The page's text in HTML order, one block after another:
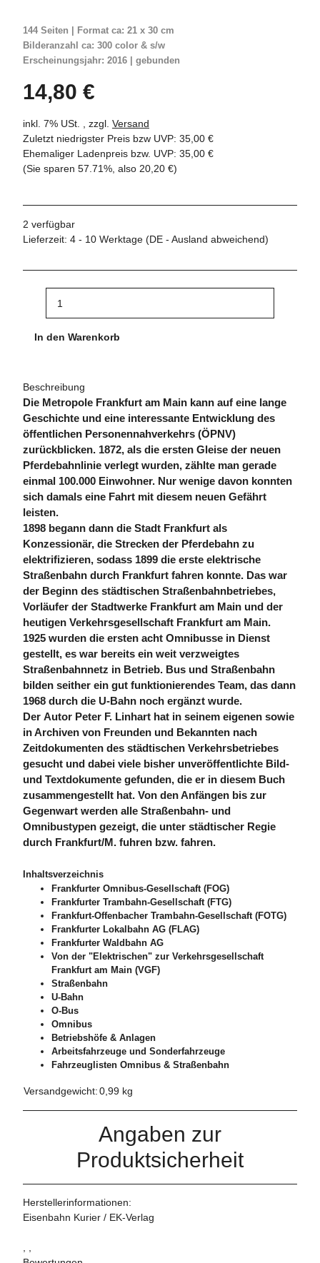
144 Seiten | Format ca: 21 x 30 cm
Bilderanzahl ca: 300 color & s/w
Erscheinungsjahr: 2016 | gebunden
14,80 €
inkl. 7% USt. , zzgl. Versand
Zuletzt niedrigster Preis bzw UVP: 35,00 €
Ehemaliger Ladenpreis bzw. UVP: 35,00 €
(Sie sparen 57.71%, also 20,20 €)
2 verfügbar
Lieferzeit: 4 - 10 Werktage (DE - Ausland abweichend)
In den Warenkorb
Beschreibung
Die Metropole Frankfurt am Main kann auf eine lange
Geschichte und eine interessante Entwicklung des
öffentlichen Personennahverkehrs (ÖPNV)
zurückblicken. 1872, als die ersten Gleise der neuen
Pferdebahnlinie verlegt wurden, zählte man gerade
einmal 100.000 Einwohner. Nur wenige davon konnten
sich damals eine Fahrt mit diesem neuen Gefährt
leisten.
1898 begann dann die Stadt Frankfurt als
Konzessionär, die Strecken der Pferdebahn zu
elektrifizieren, sodass 1899 die erste elektrische
Straßenbahn durch Frankfurt fahren konnte. Das war
der Beginn des städtischen Straßenbahnbetriebes,
Vorläufer der Stadtwerke Frankfurt am Main und der
heutigen Verkehrsgesellschaft Frankfurt am Main.
1925 wurden die ersten acht Omnibusse in Dienst
gestellt, es war bereits ein weit verzweigtes
Straßenbahnnetz in Betrieb. Bus und Straßenbahn
bilden seither ein gut funktionierendes Team, das dann
1968 durch die U-Bahn noch ergänzt wurde.
Der Autor Peter F. Linhart hat in seinem eigenen sowie
in Archiven von Freunden und Bekannten nach
Zeitdokumenten des städtischen Verkehrsbetriebes
gesucht und dabei viele bisher unveröffentlichte Bild-
und Textdokumente gefunden, die er in diesem Buch
zusammengestellt hat. Von den Anfängen bis zur
Gegenwart werden alle Straßenbahn- und
Omnibustypen gezeigt, die unter städtischer Regie
durch Frankfurt/M. fuhren bzw. fahren.
Inhaltsverzeichnis
Frankfurter Omnibus-Gesellschaft (FOG)
Frankfurter Trambahn-Gesellschaft (FTG)
Frankfurt-Offenbacher Trambahn-Gesellschaft (FOTG)
Frankfurter Lokalbahn AG (FLAG)
Frankfurter Waldbahn AG
Von der "Elektrischen" zur Verkehrsgesellschaft
Frankfurt am Main (VGF)
Straßenbahn
U-Bahn
O-Bus
Omnibus
Betriebshöfe & Anlagen
Arbeitsfahrzeuge und Sonderfahrzeuge
Fahrzeuglisten Omnibus & Straßenbahn
Versandgewicht:0,99 kg
Angaben zur
Produktsicherheit
Herstellerinformationen:
Eisenbahn Kurier / EK-Verlag
, ,